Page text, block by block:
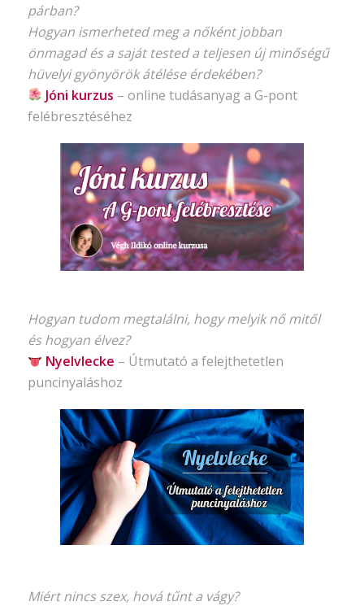
párban?
Hogyan ismerheted meg a nőként jobban
önmagad és a saját tested a teljesen új minőségű
hüvelyi gyönyörök átélése érdekében?
Jóni kurzus – online tudásanyag a G-pont
felébresztéséhez
Hogyan tudom megtalálni, hogy melyik nő mitől
és hogyan élvez?
Nyelvlecke – Útmutató a felejthetetlen
puncinyaláshoz
Miért nincs szex, hová tűnt a vágy?